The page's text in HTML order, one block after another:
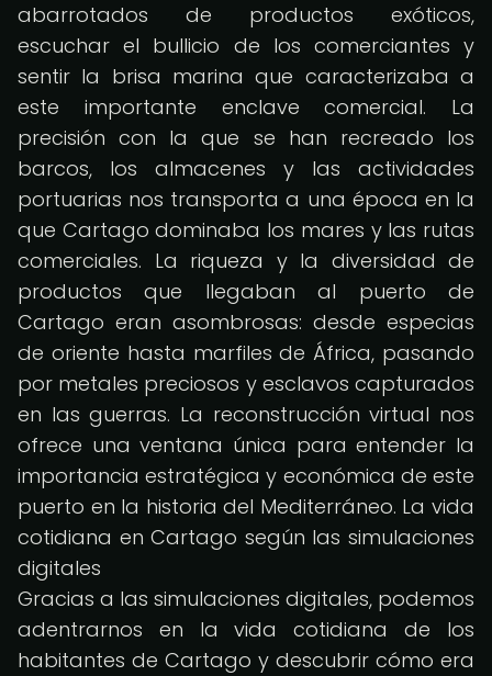
abarrotados de productos exóticos,
escuchar el bullicio de los comerciantes y
sentir la brisa marina que caracterizaba a
este importante enclave comercial. La
precisión con la que se han recreado los
barcos, los almacenes y las actividades
portuarias nos transporta a una época en la
que Cartago dominaba los mares y las rutas
comerciales. La riqueza y la diversidad de
productos que llegaban al puerto de
Cartago eran asombrosas: desde especias
de oriente hasta marfiles de África, pasando
por metales preciosos y esclavos capturados
en las guerras. La reconstrucción virtual nos
ofrece una ventana única para entender la
importancia estratégica y económica de este
puerto en la historia del Mediterráneo. La vida
cotidiana en Cartago según las simulaciones
digitales
Gracias a las simulaciones digitales, podemos
adentrarnos en la vida cotidiana de los
habitantes de Cartago y descubrir cómo era